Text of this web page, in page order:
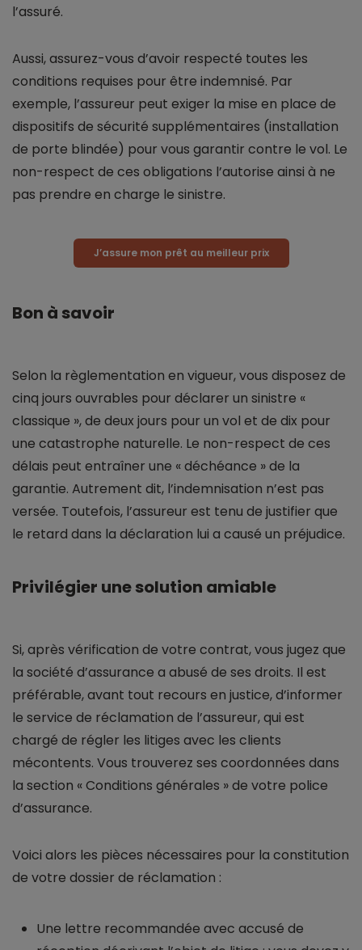
l’assuré.
Aussi, assurez-vous d’avoir respecté toutes les
conditions requises pour être indemnisé. Par
exemple, l’assureur peut exiger la mise en place de
dispositifs de sécurité supplémentaires (installation
de porte blindée) pour vous garantir contre le vol. Le
non-respect de ces obligations l’autorise ainsi à ne
pas prendre en charge le sinistre.
J’assure mon prêt au meilleur prix
Bon à savoir
Selon la règlementation en vigueur, vous disposez de
cinq jours ouvrables pour déclarer un sinistre «
classique », de deux jours pour un vol et de dix pour
une catastrophe naturelle. Le non-respect de ces
délais peut entraîner une « déchéance » de la
garantie. Autrement dit, l’indemnisation n’est pas
versée. Toutefois, l’assureur est tenu de justifier que
le retard dans la déclaration lui a causé un préjudice.
Privilégier une solution amiable
Si, après vérification de votre contrat, vous jugez que
la société d’assurance a abusé de ses droits. Il est
préférable, avant tout recours en justice, d’informer
le service de réclamation de l’assureur, qui est
chargé de régler les litiges avec les clients
mécontents. Vous trouverez ses coordonnées dans
la section « Conditions générales » de votre police
d’assurance.
Voici alors les pièces nécessaires pour la constitution
de votre dossier de réclamation :
Une lettre recommandée avec accusé de